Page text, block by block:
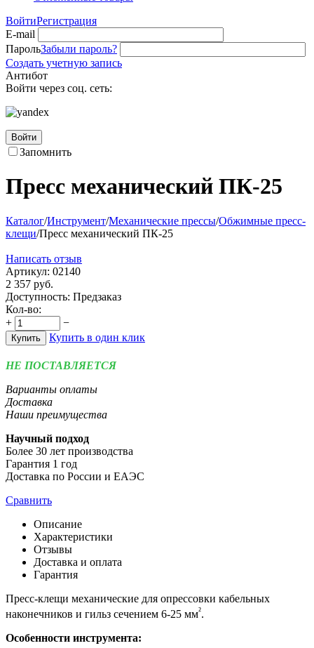
ВойтиРегистрация
E-mail
ПарольЗабыли пароль?
Создать учетную запись
Антибот
Войти через соц. сеть:
Войти
Запомнить
Пресс механический ПК-25
Каталог/Инструмент/Механические прессы/Обжимные пресс-
клещи/Пресс механический ПК-25
Написать отзыв
Артикул: 02140
2 357 руб.
Доступность: Предзаказ
Кол-во:
+
−
Купить Купить в один клик
НЕ ПОСТАВЛЯЕТСЯ
Варианты оплаты
Доставка
Наши преимущества
Научный подход
Более 30 лет производства
Гарантия 1 год
Доставка по России и ЕАЭС
Сравнить
Описание
Характеристики
Отзывы
Доставка и оплата
Гарантия
Пресс-клещи механические для опрессовки кабельных
наконечников и гильз сечением 6-25 мм².
Особенности инструмента: